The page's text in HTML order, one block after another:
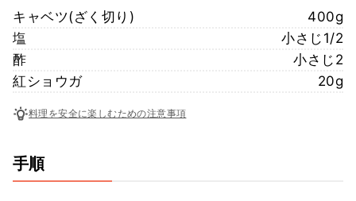
キャベツ(ざく切り)
400g
塩
小さじ1/2
酢
小さじ2
紅ショウガ
20g
料理を安全に楽しむための注意事項
手順